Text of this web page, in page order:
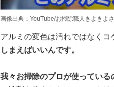
画像出典：YouTube/お掃除職人きよきよ
アルミの変色は汚れではなくコ
しまえばいいんです。
我々お掃除のプロが使っている